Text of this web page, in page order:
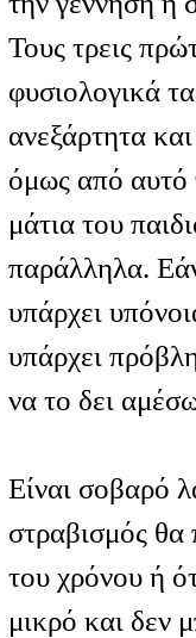
Τους τρεις
φυσιολογικά
ανεξάρτητα
όμως από αυτό
μάτια του
παράλληλα.
υπάρχει
υπάρχει
να το δει
Είναι σοβαρό
στραβισμός θα
του χρόνου ή
μικρό και δεν